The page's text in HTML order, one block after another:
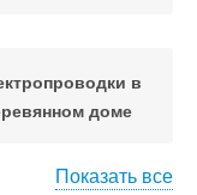
в
доме
Показать все